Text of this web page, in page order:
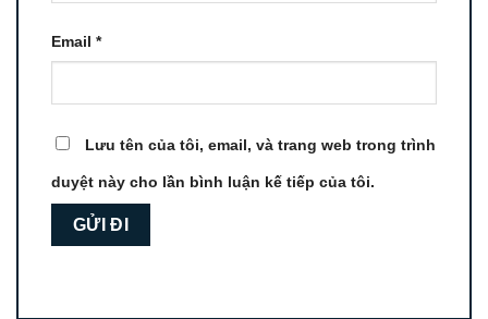
Email *
Lưu tên của tôi, email, và trang web trong trình
duyệt này cho lần bình luận kế tiếp của tôi.